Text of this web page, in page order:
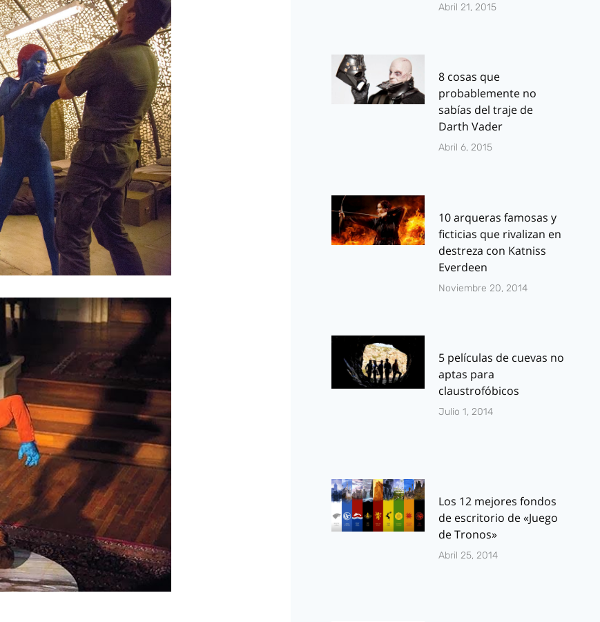
Abril 21, 2015
8 cosas que
probablemente no
sabías del traje de
Darth Vader
Abril 6, 2015
10 arqueras famosas y
ficticias que rivalizan en
destreza con Katniss
Everdeen
Noviembre 20, 2014
5 películas de cuevas no
aptas para
claustrofóbicos
Julio 1, 2014
Los 12 mejores fondos
de escritorio de «Juego
de Tronos»
Abril 25, 2014